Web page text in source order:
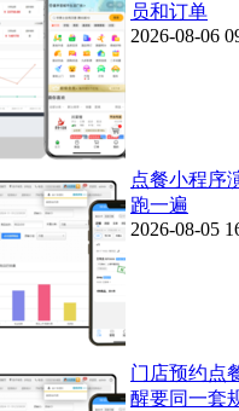
员和订单
2026-08-06
点餐小程序
跑一遍
2026-08-05
门店预约点
醒要同一套